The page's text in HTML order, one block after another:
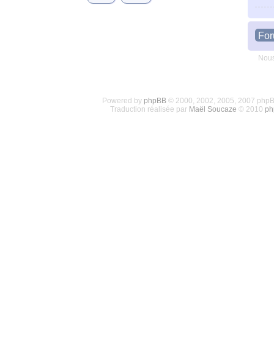
Powered by phpBB© 2000, 2002, 2005, 2007
Traduction réalisée par Maël Soucaze © 2010